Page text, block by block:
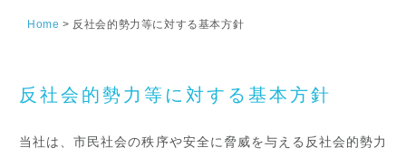
Home > 反社会的勢力等に対する基本方針
反社会的勢力等に対する基本方針
当社は、市民社会の秩序や安全に脅威を与える反社会的勢力